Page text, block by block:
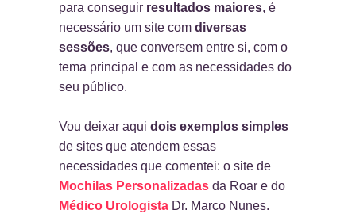
para conseguir resultados maiores, é
necessário um site com diversas
sessões, que conversem entre si, com o
tema principal e com as necessidades do
seu público.
Vou deixar aqui dois exemplos simples
de sites que atendem essas
necessidades que comentei: o site de
Mochilas Personalizadas da Roar e do
Médico Urologista Dr. Marco Nunes.